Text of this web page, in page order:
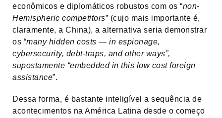
econômicos e diplomáticos robustos com os “non-
Hemispheric competitors” (cujo mais importante é,
claramente, a China), a alternativa seria demonstrar
os “many hidden costs — in espionage,
cybersecurity, debt-traps, and other ways”,
supostamente “embedded in this low cost foreign
assistance”.
Dessa forma, é bastante inteligível a sequência de
acontecimentos na América Latina desde o começo